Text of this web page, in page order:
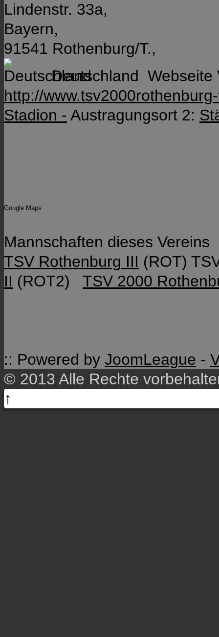
Lindenstr. 33a,
Bayern,
91541 Rothenburg/T.,
Deutschland Webseite
http://
Stadion - Austragungsort 2:
Google Maps
Mannschaften dieses Vereins
TSV Rothenburg III (ROT)
II (ROT2) TSV 2000
:: Powered by JoomLeague -
© 2013 Alle Rechte
↑